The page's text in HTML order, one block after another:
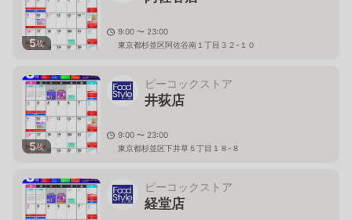
5枚
9:00 〜 23:00
東京都杉並区阿佐谷南１丁目３２-１０
5枚
ピーコックストア
井荻店
9:00 〜 23:00
東京都杉並区下井草５丁目１８-８
ピーコックストア
経堂店